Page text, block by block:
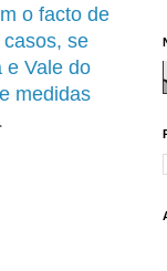
o facto de
se
e Vale do
medidas